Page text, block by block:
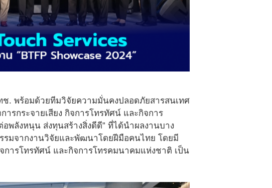
. พร้อมด้วยทีมวิจัยความมั่นคงปลอดภัยสารสนเทศ
รกระจายเสียง กิจการโทรทัศน์ และกิจการ
พลังหนุน ส่งทุนสร้างสิ่งดีดี” ที่ได้นำผลงานบาง
มจากงานวิจัยและพัฒนาโดยฝีมือคนไทย โดยมี
ารโทรทัศน์ และกิจการโทรคมนาคมแห่งชาติ เป็น